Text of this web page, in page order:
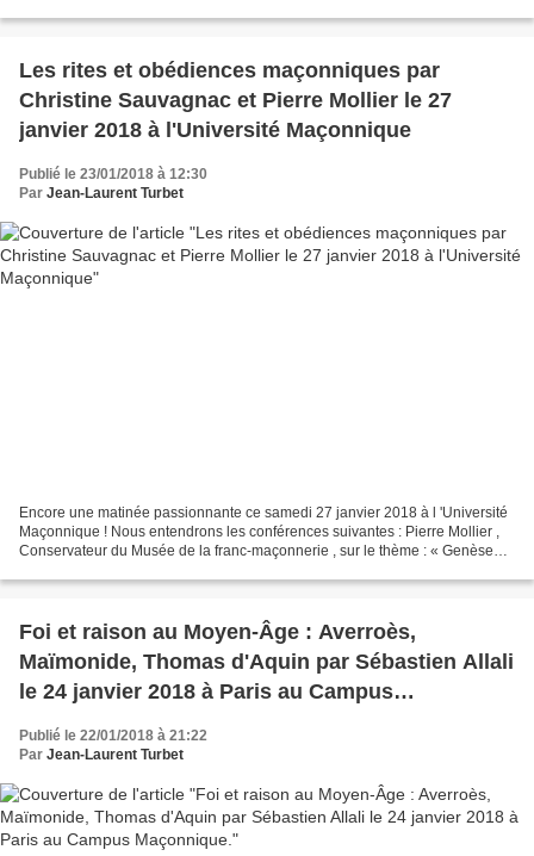
Les rites et obédiences maçonniques par
Christine Sauvagnac et Pierre Mollier le 27
janvier 2018 à l'Université Maçonnique
Publié le 23/01/2018 à 12:30
Par Jean-Laurent Turbet
Encore une matinée passionnante ce samedi 27 janvier 2018 à l 'Université
Maçonnique ! Nous entendrons les conférences suivantes : Pierre Mollier ,
Conservateur du Musée de la franc-maçonnerie , sur le thème : « Genèse
Foi et raison au Moyen-Âge : Averroès,
Maïmonide, Thomas d'Aquin par Sébastien Allali
le 24 janvier 2018 à Paris au Campus
Publié le 22/01/2018 à 21:22
Par Jean-Laurent Turbet